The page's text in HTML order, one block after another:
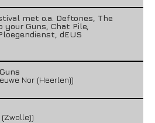
met o.a. Deftones, The
your Guns, Chat Pile,
dEUS
Nor (Heerlen))